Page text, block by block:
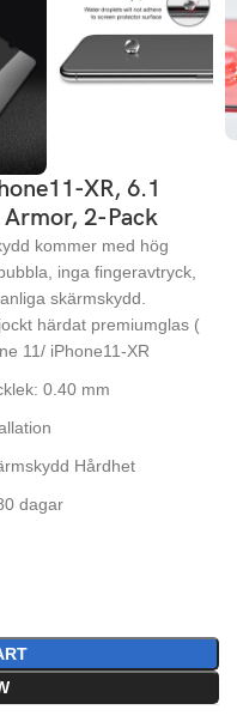
XR, 6.1
2-Pack
kommer med hög
inga fingeravtryck,
skärmskydd.
härdat premiumglas (
11/ iPhone11-XR
0.40 mm
Hårdhet
dagar